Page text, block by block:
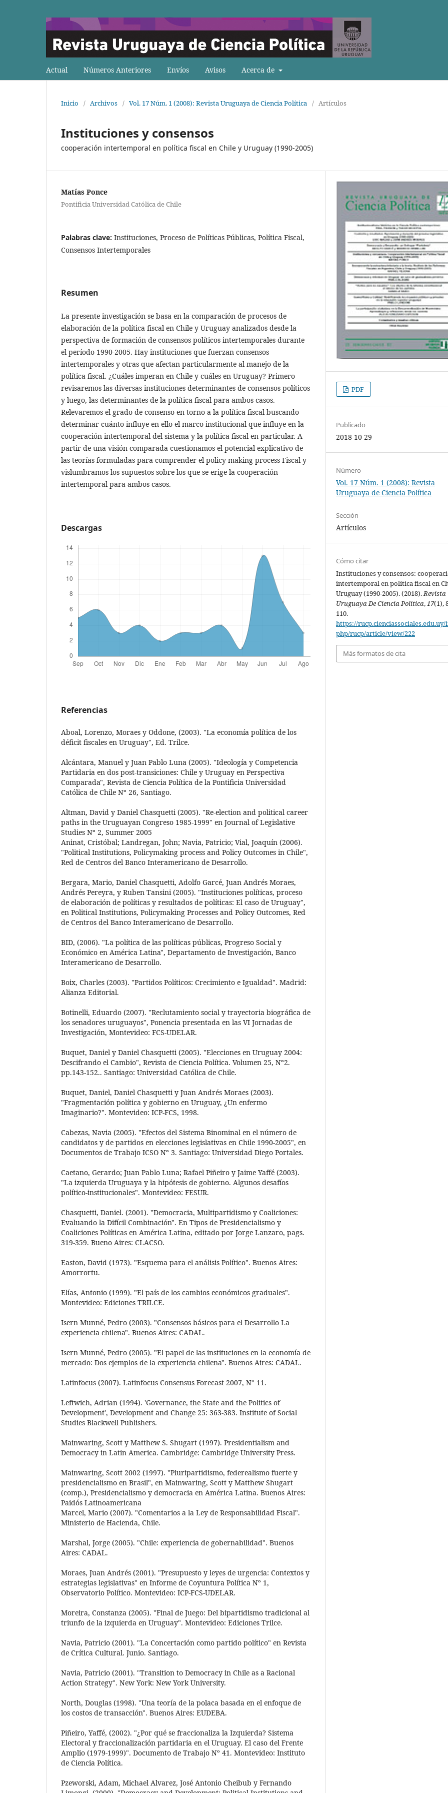
Actual Números Anteriores Envíos Avisos Acerca de
Inicio / Archivos / Vol. 17 Núm. 1 (2008): Revista Uruguaya de Ciencia Política / Artículos
Instituciones y consensos
cooperación intertemporal en política fiscal en Chile y Uruguay (1990-2005)
Matías Ponce
Pontificia Universidad Católica de Chile
Palabras clave: Instituciones, Proceso de Políticas Públicas, Política Fiscal,
Consensos Intertemporales
Resumen
La presente investigación se basa en la comparación de procesos de
elaboración de la política fiscal en Chile y Uruguay analizados desde la
perspectiva de formación de consensos políticos intertemporales durante
el período 1990-2005. Hay instituciones que fuerzan consensos
intertemporales y otras que afectan particularmente al manejo de la
política fiscal. ¿Cuáles imperan en Chile y cuáles en Uruguay? Primero
revisaremos las diversas instituciones determinantes de consensos políticos
y luego, las determinantes de la política fiscal para ambos casos.
Relevaremos el grado de consenso en torno a la política fiscal buscando
determinar cuánto influye en ello el marco institucional que influye en la
cooperación intertemporal del sistema y la política fiscal en particular. A
partir de una visión comparada cuestionamos el potencial explicativo de
las teorías formuladas para comprender el policy making process Fiscal y
vislumbramos los supuestos sobre los que se erige la cooperación
intertemporal para ambos casos.
Descargas
Referencias
Aboal, Lorenzo, Moraes y Oddone, (2003). "La economía política de los
déficit fiscales en Uruguay", Ed. Trilce.
Alcántara, Manuel y Juan Pablo Luna (2005). "Ideología y Competencia
Partidaria en dos post-transiciones: Chile y Uruguay en Perspectiva
Comparada", Revista de Ciencia Política de la Pontificia Universidad
Católica de Chile Nº 26, Santiago.
Altman, David y Daniel Chasquetti (2005). "Re-election and political career
paths in the Uruguayan Congreso 1985-1999" en Journal of Legislative
Studies Nº 2, Summer 2005
Aninat, Cristóbal; Landregan, John; Navia, Patricio; Vial, Joaquín (2006).
"Political Institutions, Policymaking process and Policy Outcomes in Chile",
Red de Centros del Banco Interamericano de Desarrollo.
Bergara, Mario, Daniel Chasquetti, Adolfo Garcé, Juan Andrés Moraes,
Andrés Pereyra, y Ruben Tansini (2005). "Instituciones políticas, proceso
de elaboración de políticas y resultados de políticas: El caso de Uruguay",
en Political Institutions, Policymaking Processes and Policy Outcomes, Red
de Centros del Banco Interamericano de Desarrollo.
BID, (2006). "La política de las políticas públicas, Progreso Social y
Económico en América Latina", Departamento de Investigación, Banco
Interamericano de Desarrollo.
Boix, Charles (2003). "Partidos Políticos: Crecimiento e Igualdad". Madrid:
Alianza Editorial.
Botinelli, Eduardo (2007). "Reclutamiento social y trayectoria biográfica de
los senadores uruguayos", Ponencia presentada en las VI Jornadas de
Investigación, Montevideo: FCS-UDELAR.
Buquet, Daniel y Daniel Chasquetti (2005). "Elecciones en Uruguay 2004:
Descifrando el Cambio", Revista de Ciencia Política. Volumen 25, Nº2.
pp.143-152.. Santiago: Universidad Católica de Chile.
Buquet, Daniel, Daniel Chasquetti y Juan Andrés Moraes (2003).
"Fragmentación política y gobierno en Uruguay, ¿Un enfermo
Imaginario?". Montevideo: ICP-FCS, 1998.
Cabezas, Navia (2005). "Efectos del Sistema Binominal en el número de
candidatos y de partidos en elecciones legislativas en Chile 1990-2005", en
Documentos de Trabajo ICSO Nº 3. Santiago: Universidad Diego Portales.
Caetano, Gerardo; Juan Pablo Luna; Rafael Piñeiro y Jaime Yaffé (2003).
"La izquierda Uruguaya y la hipótesis de gobierno. Algunos desafíos
político-institucionales". Montevideo: FESUR.
Chasquetti, Daniel. (2001). "Democracia, Multipartidismo y Coaliciones:
Evaluando la Difícil Combinación". En Tipos de Presidencialismo y
Coaliciones Políticas en América Latina, editado por Jorge Lanzaro, pags.
319-359. Bueno Aires: CLACSO.
Easton, David (1973). "Esquema para el análisis Político". Buenos Aires:
Amorrortu.
Elías, Antonio (1999). "El país de los cambios económicos graduales".
Montevideo: Ediciones TRILCE.
Isern Munné, Pedro (2003). "Consensos básicos para el Desarrollo La
experiencia chilena". Buenos Aires: CADAL.
Isern Munné, Pedro (2005). "El papel de las instituciones en la economía de
mercado: Dos ejemplos de la experiencia chilena". Buenos Aires: CADAL.
Latinfocus (2007). Latinfocus Consensus Forecast 2007, N° 11.
Leftwich, Adrian (1994). 'Governance, the State and the Politics of
Development', Development and Change 25: 363-383. Institute of Social
Studies Blackwell Publishers.
Mainwaring, Scott y Matthew S. Shugart (1997). Presidentialism and
Democracy in Latin America. Cambridge: Cambridge University Press.
Mainwaring, Scott 2002 (1997). "Pluripartidismo, federealismo fuerte y
presidencialismo en Brasil", en Mainwaring, Scott y Matthew Shugart
(comp.), Presidencialismo y democracia en América Latina. Buenos Aires:
Paidós Latinoamericana
Marcel, Mario (2007). "Comentarios a la Ley de Responsabilidad Fiscal".
Ministerio de Hacienda, Chile.
Marshal, Jorge (2005). "Chile: experiencia de gobernabilidad". Buenos
Aires: CADAL.
Moraes, Juan Andrés (2001). "Presupuesto y leyes de urgencia: Contextos y
estrategias legislativas" en Informe de Coyuntura Política Nº 1,
Observatorio Político. Montevideo: ICP-FCS-UDELAR.
Moreira, Constanza (2005). "Final de Juego: Del bipartidismo tradicional al
triunfo de la izquierda en Uruguay". Montevideo: Ediciones Trilce.
Navia, Patricio (2001). "La Concertación como partido político" en Revista
de Crítica Cultural. Junio. Santiago.
Navia, Patricio (2001). "Transition to Democracy in Chile as a Racional
Action Strategy". New York: New York University.
North, Douglas (1998). "Una teoría de la polaca basada en el enfoque de
los costos de transacción". Buenos Aires: EUDEBA.
Piñeiro, Yaffé, (2002). "¿Por qué se fraccionaliza la Izquierda? Sistema
Electoral y fraccionalización partidaria en el Uruguay. El caso del Frente
Amplio (1979-1999)". Documento de Trabajo Nº 41. Montevideo: Instituto
de Ciencia Política.
Pzeworski, Adam, Michael Alvarez, José Antonio Cheibub y Fernando
PDF
Publicado
2018-10-29
Número
Vol. 17 Núm. 1 (2008): Revista
Uruguaya de Ciencia Política
Sección
Artículos
Cómo citar
Instituciones y consensos:
intertemporal en política fiscal en
Uruguay (1990-2005). (2018).Revista
Uruguaya De Ciencia Política,17(1),
110.
https://rucp.cienciassociales.edu.uy/
php/rucp/article/view/222
Más formatos de cita